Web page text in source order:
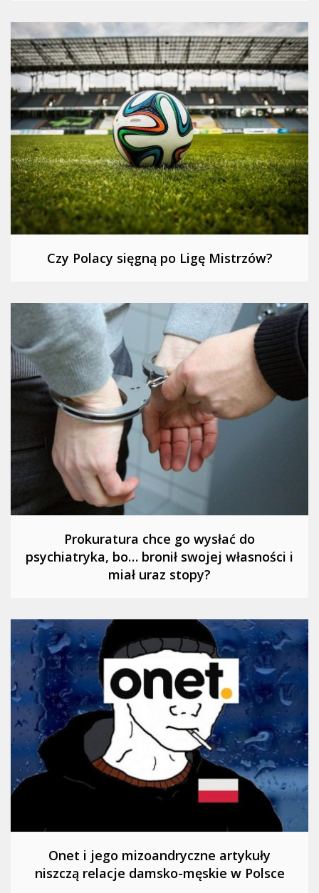
Czy Polacy sięgną po Ligę Mistrzów?
Prokuratura chce go wysłać do
psychiatryka, bo… bronił swojej własności i
miał uraz stopy?
Onet i jego mizoandryczne artykuły
niszczą relacje damsko-męskie w Polsce